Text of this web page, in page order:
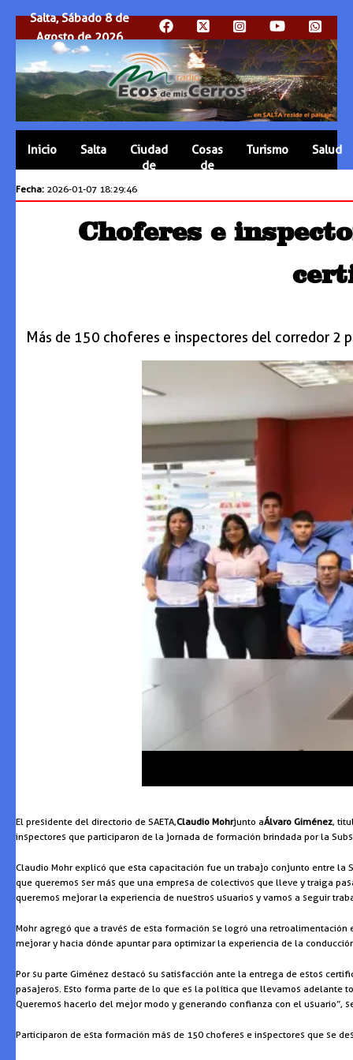
Salta, Sábado 8 de
Agosto de 2026
Inicio Salta
Ciudad
de
Cosas
de
Turismo Salud
Fecha: 2026-01-07 18:29:46
Choferes e
Más de 150 choferes e inspectores del corredor 2
El presidente del directorio de SAETA,Claudio Mohrjunto aÁlvaro Giménez,
inspectores que participaron de la jornada de formación brindada por la
Claudio Mohr explicó que esta capacitación fue un trabajo conjunto entre la
que queremos ser más que una empresa de colectivos que lleve y traiga
queremos mejorar la experiencia de nuestros usuarios y vamos a seguir
Mohr agregó que a través de esta formación se logró una
mejorar y hacia dónde apuntar para optimizar la experiencia de la
Por su parte Giménez destacó su satisfacción ante la entrega de estos
pasajeros. Esto forma parte de lo que es la política que llevamos adelante
Queremos hacerlo del mejor modo y generando confianza con el usuario”,
Participaron de esta formación más de 150 choferes e inspectores que se